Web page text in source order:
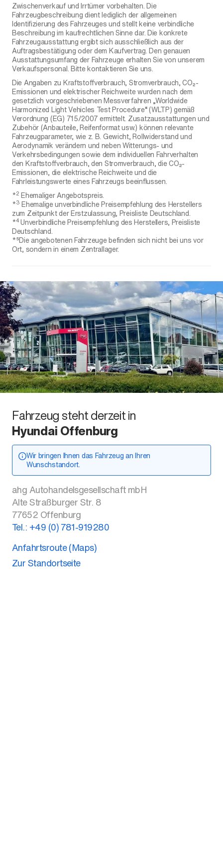
Zwischenverkauf und Irrtümer vorbehalten. Die
Fahrzeugbeschreibung dient lediglich der allgemeinen
Identifizierung des Fahrzeuges und stellt keine verbindliche
Beschreibung im kaufrechtlichen Sinne dar. Die konkrete
Fahrzeugausstattung ergibt sich ausschließlich aus der
Auftragsbestätigung oder dem Kaufvertrag. Den genauen
Ausstattungsumfang der Fahrzeuge erhalten Sie von unserem
Verkaufspersonal. Bitte kontaktieren Sie uns.
Die Angaben zu Kraftstoffverbrauch, Stromverbrauch, CO₂-
Emissionen und elektrischer Reichweite wurden nach dem
gesetzlich vorgeschriebenen Messverfahren „Worldwide
Harmonized Light Vehicles Test Procedure“ (WLTP) gemäß
Verordnung (EG) 715/2007 ermittelt. Zusatzausstattungen und
Zubehör (Anbauteile, Reifenformat usw.) können relevante
Fahrzeugparameter, wie z. B. Gewicht, Rollwiderstand und
Aerodynamik verändern und neben Witterungs- und
Verkehrsbedingungen sowie dem individuellen Fahrverhalten
den Kraftstoffverbrauch, den Stromverbrauch, die CO₂-
Emissionen, die elektrische Reichweite und die
Fahrleistungswerte eines Fahrzeugs beeinflussen.
*2 Ehemaliger Angebotspreis.
*3 Ehemalige unverbindliche Preisempfehlung des Herstellers
zum Zeitpunkt der Erstzulassung, Preisliste Deutschland.
*4Unverbindliche Preisempfehlung des Herstellers, Preisliste
Deutschland.
*⁵Die angebotenen Fahrzeuge befinden sich nicht bei uns vor
Ort, sondern in einem Zentrallager.
Fahrzeug steht derzeit in
Hyundai Offenburg
Wir bringen Ihnen das Fahrzeug an Ihren
Wunschstandort.
ahg Autohandelsgesellschaft mbH
Alte Straßburger Str. 8
77652 Offenburg
Tel.: +49 (0) 781-919280
Anfahrtsroute (Maps)
Zur Standortseite